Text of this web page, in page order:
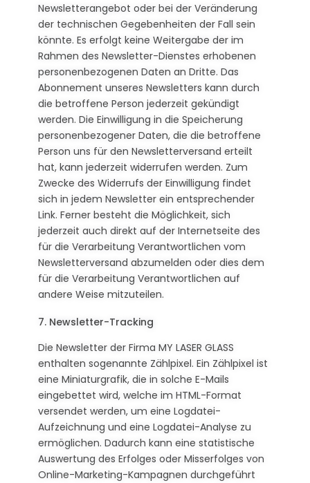
Newsletterangebot oder bei der Veränderung
der technischen Gegebenheiten der Fall sein
könnte. Es erfolgt keine Weitergabe der im
Rahmen des Newsletter-Dienstes erhobenen
personenbezogenen Daten an Dritte. Das
Abonnement unseres Newsletters kann durch
die betroffene Person jederzeit gekündigt
werden. Die Einwilligung in die Speicherung
personenbezogener Daten, die die betroffene
Person uns für den Newsletterversand erteilt
hat, kann jederzeit widerrufen werden. Zum
Zwecke des Widerrufs der Einwilligung findet
sich in jedem Newsletter ein entsprechender
Link. Ferner besteht die Möglichkeit, sich
jederzeit auch direkt auf der Internetseite des
für die Verarbeitung Verantwortlichen vom
Newsletterversand abzumelden oder dies dem
für die Verarbeitung Verantwortlichen auf
andere Weise mitzuteilen.
7. Newsletter-Tracking
Die Newsletter der Firma MY LASER GLASS
enthalten sogenannte Zählpixel. Ein Zählpixel ist
eine Miniaturgrafik, die in solche E-Mails
eingebettet wird, welche im HTML-Format
versendet werden, um eine Logdatei-
Aufzeichnung und eine Logdatei-Analyse zu
ermöglichen. Dadurch kann eine statistische
Auswertung des Erfolges oder Misserfolges von
Online-Marketing-Kampagnen durchgeführt